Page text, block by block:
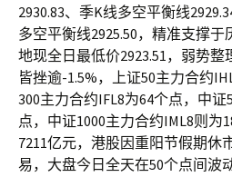
2930.83、季K线多空平衡线
多空平衡线2925.50，精准支撑于
地现全日最低价2923.51，弱势
皆挫逾-1.5%，上证50主力合约
300主力合约IFL8为64个点，中证
点，中证1000主力合约IML8则为
7211亿元，港股因重阳节假期休
易，大盘今日全天在50个点间波